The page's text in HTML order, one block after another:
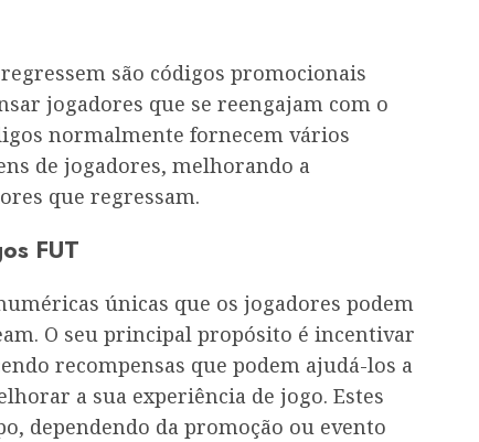
são códigos promocionais
jogadores que se reengajam com o
normalmente fornecem vários
de jogadores, melhorando a
que regressam.
FUT
únicas que os jogadores podem
O seu principal propósito é incentivar
recompensas que podem ajudá-los a
a sua experiência de jogo. Estes
dependendo da promoção ou evento